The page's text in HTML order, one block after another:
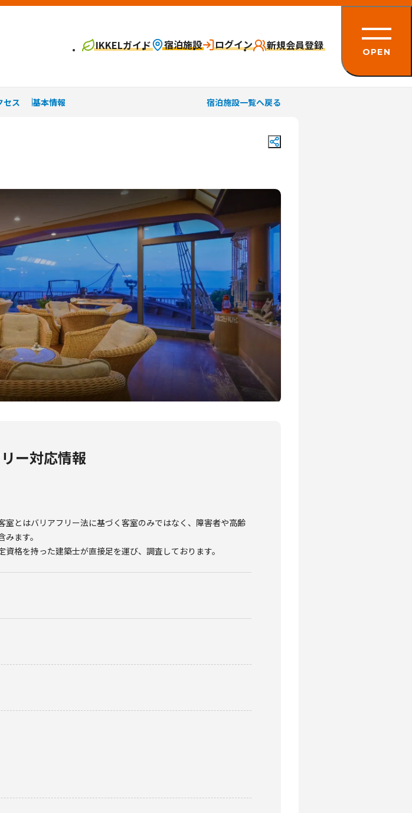
IKKELガイド 宿泊施設 ログイン 新規会員登録 OPEN
セス 基本情報 宿泊施設一覧へ戻る
ー対応情報
とはバリアフリー法に基づく客室のみではなく、障害者や高齢
ます。
格を持った建築士が直接足を運び、調査しております。